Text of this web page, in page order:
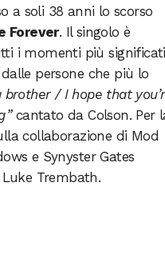
a soli 38 anni lo scorso
Forever. Il singolo è
i momenti più
persone che più lo
/ I hope that
cantato da Colson. Per
collaborazione di Mod
e Synyster Gates
Luke Trembath.